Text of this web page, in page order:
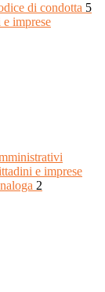
di condotta 5
imprese
e imprese
2